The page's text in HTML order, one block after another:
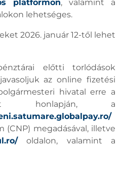
platformon, valamint a
lehetséges.
2026. január 12-től lehet
előtti torlódások
az online fizetési
hivatal erre a
honlapján, a
(CNP) megadásával, illetve
oldalon, valamint a